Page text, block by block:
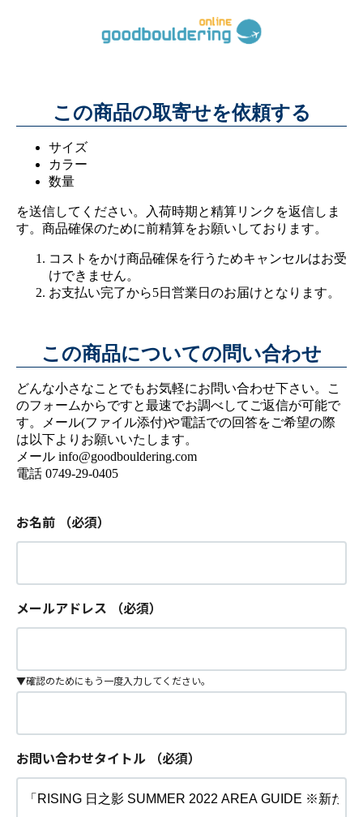
この商品の取寄せを依頼する
サイズ
カラー
数量
を送信してください。入荷時期と精算リンクを返信しま
す。商品確保のために前精算をお願いしております。
コストをかけ商品確保を行うためキャンセルはお受
けできません。
お支払い完了から5日営業日のお届けとなります。
この商品についての問い合わせ
どんな小さなことでもお気軽にお問い合わせ下さい。こ
のフォームからですと最速でお調べしてご返信が可能で
す。メール(ファイル添付)や電話での回答をご希望の際
は以下よりお願いいたします。
メール info@goodbouldering.com
電話 0749-29-0405
お名前 （必須）
メールアドレス （必須）
▼確認のためにもう一度入力してください。
お問い合わせタイトル （必須）